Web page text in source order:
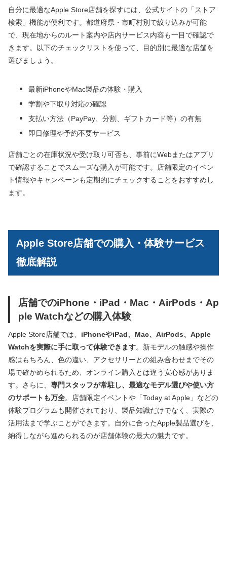
自分に最適なApple Store店舗を探すには、公式サイトの「ストア
検索」機能が便利です。都道府県・市町村別で絞り込みが可能
で、現在地からのルート案内や店内サービス内容も一目で確認で
きます。以下のチェックリストを使って、目的別に最適な店舗を
選びましょう。
最新iPhoneやMac製品の体験・購入
学割や下取り対応の確認
支払い方法（PayPay、分割、ギフトカード等）の有無
即日修理や予約不要サービス
店舗ごとの在庫状況や受け取り可否も、事前にWebまたはアプリ
で確認することでスムーズな購入が可能です。店舗限定のイベン
ト情報やキャンペーンも定期的にチェックすることをおすすめし
ます。
Apple Store店舗での購入・体験サービス
徹底解説
店舗でのiPhone・iPad・Mac・AirPods・Ap
ple Watchなどの購入体験
Apple Store店舗では、 iPhoneやiPad、Mac、AirPods、Apple
Watchを実際に手に取って体験できます。新モデルの触感や操作
感はもちろん、色の違い、アクセサリーとの組み合わせまでその
場で確かめられるため、オンライン購入とは違う安心感がありま
す。さらに、 専門スタッフが常駐し、最適なモデル選びや使い方
のサポートも万全。店舗限定イベントや「Today at Apple」などの
体験プログラムも開催されており、製品知識だけでなく、実際の
活用法まで学ぶことができます。自分に合ったApple製品選びを、
納得しながら進められるのが店舗体験の最大の魅力です。